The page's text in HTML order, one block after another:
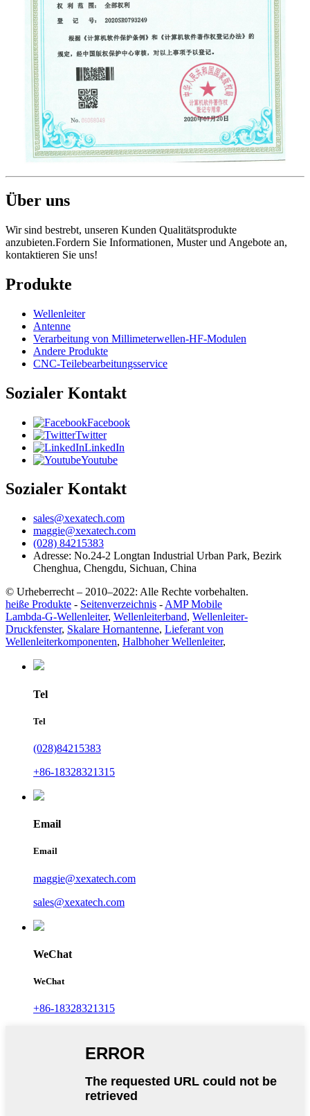
Über uns
Wir sind bestrebt, unseren Kunden Qualitätsprodukte
anzubieten.Fordern Sie Informationen, Muster und Angebote an,
kontaktieren Sie uns!
Produkte
Wellenleiter
Antenne
Verarbeitung von Millimeterwellen-HF-Modulen
Andere Produkte
CNC-Teilebearbeitungsservice
Sozialer Kontakt
Facebook
Twitter
LinkedIn
Youtube
Sozialer Kontakt
sales@xexatech.com
maggie@xexatech.com
(028) 84215383
Adresse: No.24-2 Longtan Industrial Urban Park, Bezirk
Chenghua, Chengdu, Sichuan, China
© Urheberrecht – 2010–2022: Alle Rechte vorbehalten.
heiße Produkte - Seitenverzeichnis - AMP Mobile
Lambda-G-Wellenleiter, Wellenleiterband, Wellenleiter-
Druckfenster, Skalare Hornantenne, Lieferant von
Wellenleiterkomponenten, Halbhoher Wellenleiter,
Tel
Tel
(028)84215383
+86-18328321315
Email
Email
maggie@xexatech.com
sales@xexatech.com
WeChat
WeChat
+86-18328321315